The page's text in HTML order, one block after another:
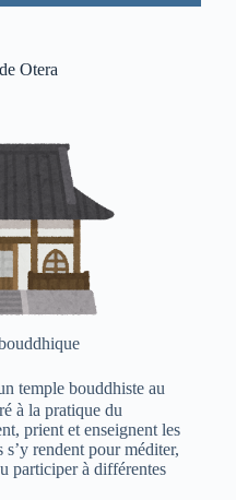
Otera
temple bouddhiste au
à la pratique du
prient et enseignent les
rendent pour méditer,
participer à différentes